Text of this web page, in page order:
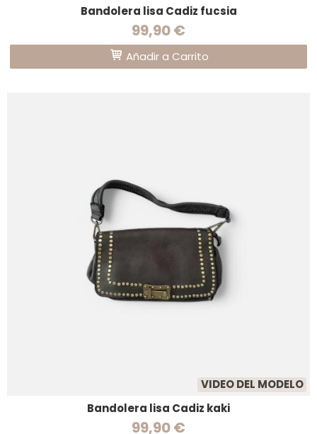
Bandolera lisa Cadiz fucsia
99,90 €
Añadir a Carrito
VIDEO DEL MODELO
Bandolera lisa Cadiz kaki
99,90 €